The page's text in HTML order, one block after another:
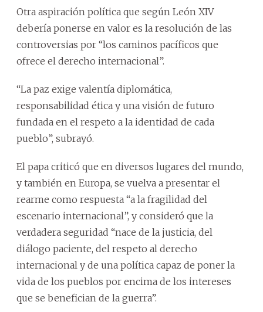
Otra aspiración política que según León XIV
debería ponerse en valor es la resolución de las
controversias por “los caminos pacíficos que
ofrece el derecho internacional”.
“La paz exige valentía diplomática,
responsabilidad ética y una visión de futuro
fundada en el respeto a la identidad de cada
pueblo”, subrayó.
El papa criticó que en diversos lugares del mundo,
y también en Europa, se vuelva a presentar el
rearme como respuesta “a la fragilidad del
escenario internacional”, y consideró que la
verdadera seguridad “nace de la justicia, del
diálogo paciente, del respeto al derecho
internacional y de una política capaz de poner la
vida de los pueblos por encima de los intereses
que se benefician de la guerra”.